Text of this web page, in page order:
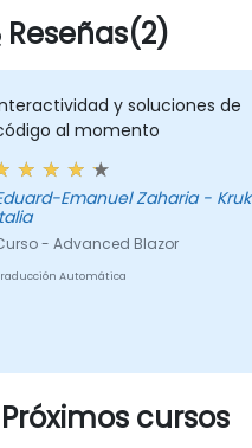
Reseñas(2)
y soluciones de
al momento
Emanuel Zaharia - Kruk
- Advanced Blazor
Automática
Próximos cursos